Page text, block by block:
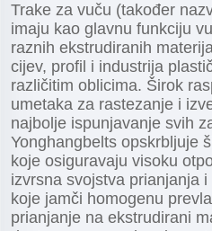
Trake za vuču (također
imaju kao glavnu funkciju
raznih ekstrudiranih
cijev, profil i industrija
različitim oblicima. Širok
umetaka za rastezanje i
najbolje ispunjavanje svih
Yonghangbelts opskrbljuje
koje osiguravaju visoku
izvrsna svojstva prianjanja
koje jamči homogenu
prianjanje na ekstrudirani